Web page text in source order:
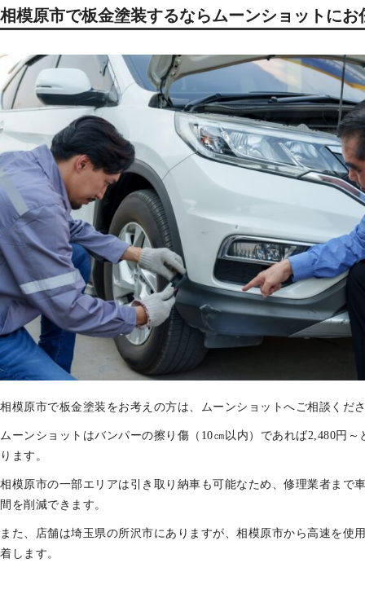
相模原市で板金塗装するならムーンショットにお
相模原市で板金塗装をお考えの方は、ムーンショットへご相談くだ
ムーンショットはバンパーの擦り傷（10㎝以内）であれば2,480円～
ります。
相模原市の一部エリアは引き取り納車も可能なため、修理業者まで
間を削減できます。
また、店舗は埼玉県の所沢市にありますが、相模原市から高速を使
着します。